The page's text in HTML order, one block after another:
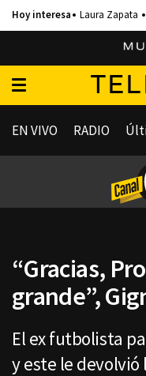
Laura Zapata
EN VIVO RADIO
“Gracias,
grande”,
El ex futbolista
y este le devolvió